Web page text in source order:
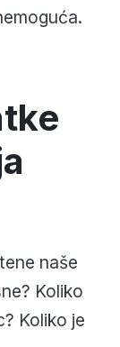
naše
Koliko
Koliko je